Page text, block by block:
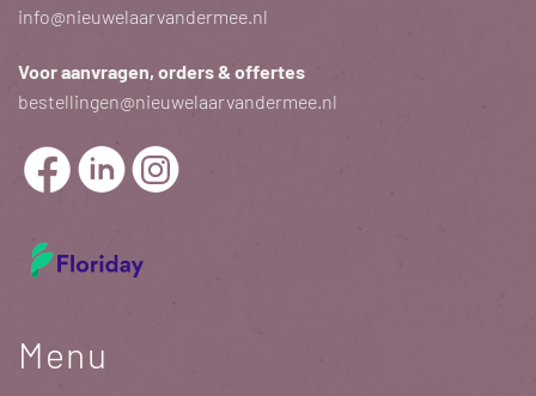
info@nieuwelaarvandermee.nl
Voor aanvragen, orders & offertes
bestellingen@nieuwelaarvandermee.nl
Menu